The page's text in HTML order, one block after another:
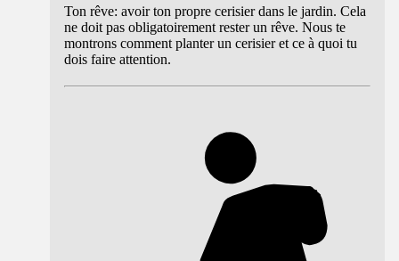
Ton rêve: avoir ton propre cerisier dans le jardin. Cela
ne doit pas obligatoirement rester un rêve. Nous te
montrons comment planter un cerisier et ce à quoi tu
dois faire attention.